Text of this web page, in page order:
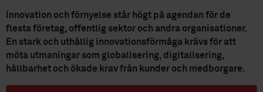
Innovation och förnyelse står högt på agendan för de
flesta företag, offentlig sektor och andra organisationer.
En stark och uthållig innovationsförmåga krävs för att
möta utmaningar som globalisering, digitalisering,
hållbarhet och ökade krav från kunder och medborgare.